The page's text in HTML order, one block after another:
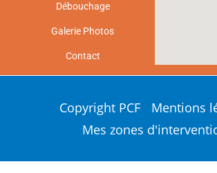
Débouchage
Galerie Photos
Contact
Copyright PCF
Mentions
Mes zones